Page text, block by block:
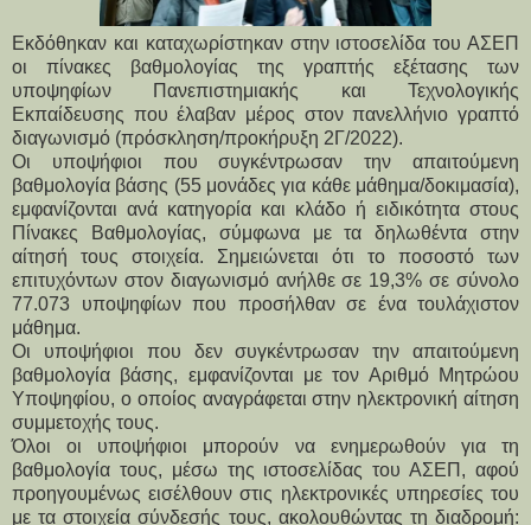
Εκδόθηκαν και καταχωρίστηκαν στην ιστοσελίδα του ΑΣΕΠ
οι πίνακες βαθμολογίας της γραπτής εξέτασης των
υποψηφίων Πανεπιστημιακής και Τεχνολογικής
Εκπαίδευσης που έλαβαν μέρος στον πανελλήνιο γραπτό
διαγωνισμό (πρόσκληση/προκήρυξη 2Γ/2022).
Οι υποψήφιοι που συγκέντρωσαν την απαιτούμενη
βαθμολογία βάσης (55 μονάδες για κάθε μάθημα/δοκιμασία),
εμφανίζονται ανά κατηγορία και κλάδο ή ειδικότητα στους
Πίνακες Βαθμολογίας, σύμφωνα με τα δηλωθέντα στην
αίτησή τους στοιχεία. Σημειώνεται ότι το ποσοστό των
επιτυχόντων στον διαγωνισμό ανήλθε σε 19,3% σε σύνολο
77.073 υποψηφίων που προσήλθαν σε ένα τουλάχιστον
μάθημα.
Οι υποψήφιοι που δεν συγκέντρωσαν την απαιτούμενη
βαθμολογία βάσης, εμφανίζονται με τον Αριθμό Μητρώου
Υποψηφίου, ο οποίος αναγράφεται στην ηλεκτρονική αίτηση
συμμετοχής τους.
Όλοι οι υποψήφιοι μπορούν να ενημερωθούν για τη
βαθμολογία τους, μέσω της ιστοσελίδας του ΑΣΕΠ, αφού
προηγουμένως εισέλθουν στις ηλεκτρονικές υπηρεσίες του
με τα στοιχεία σύνδεσής τους, ακολουθώντας τη διαδρομή: